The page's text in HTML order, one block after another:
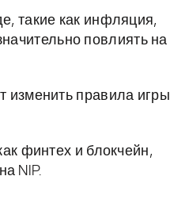
такие как инфляция,
повлиять на
изменить правила игры
финтех и блокчейн,
NIP.